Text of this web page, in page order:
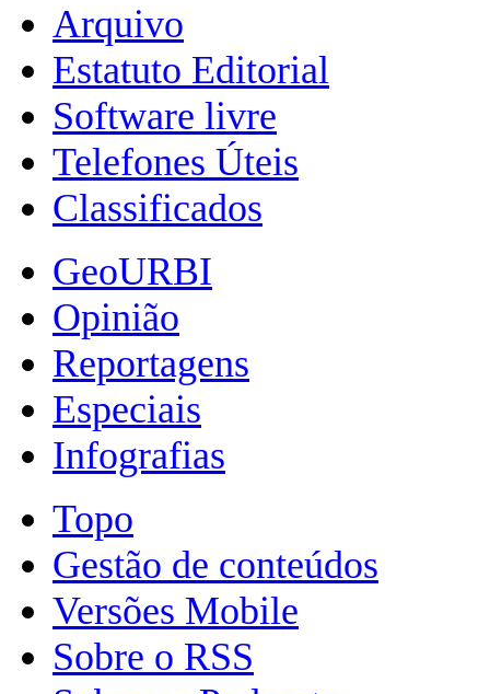
Arquivo
Estatuto Editorial
Software livre
Telefones Úteis
Classificados
GeoURBI
Opinião
Reportagens
Especiais
Infografias
Topo
Gestão de conteúdos
Versões Mobile
Sobre o RSS